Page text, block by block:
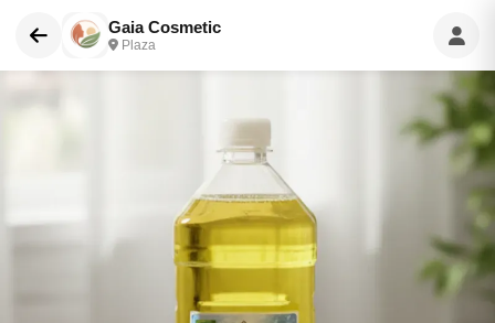
Gaia Cosmetic
Plaza